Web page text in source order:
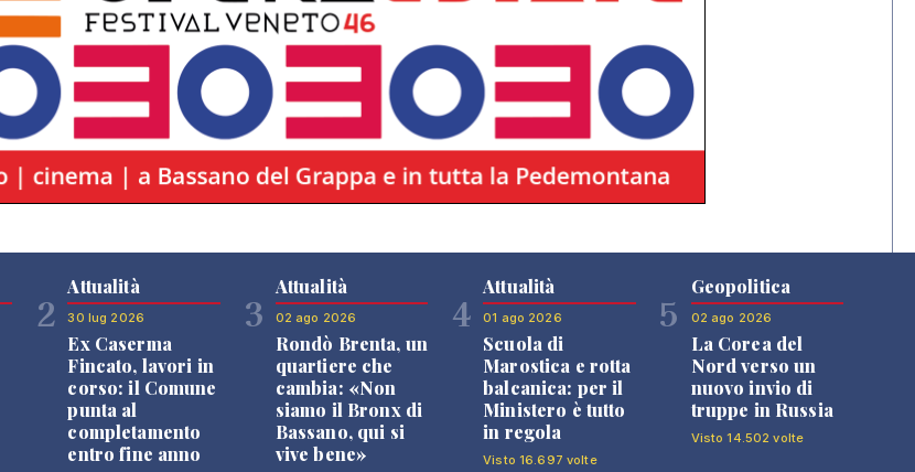
2
Attualità
30 lug 2026
Ex Caserma
Fincato, lavori in
corso: il Comune
punta al
completamento
entro fine anno
3
Attualità
02 ago 2026
Rondò Brenta, un
quartiere che
cambia: «Non
siamo il Bronx di
Bassano, qui si
vive bene»
4
Attualità
01 ago 2026
Scuola di
Marostica e rotta
balcanica: per il
Ministero è tutto
in regola
Visto 16.697 volte
5
Geopolitica
02 ago 2026
La Corea del
Nord verso un
nuovo invio di
truppe in Russia
Visto 14.502 volte